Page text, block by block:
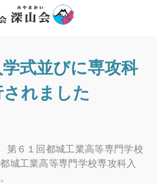
式並びに専攻科
れました
６１回都城工業高等専門学校
城工業高等専門学校専攻科入
窓会について
会則
組織図
協力費のお願い
基金へ寄付のお願い
年度行事予定
年度行事予定
度深山会本部活動